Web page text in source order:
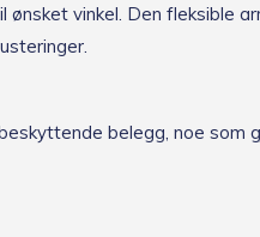
vinkel. Den fleksible
belegg, noe som